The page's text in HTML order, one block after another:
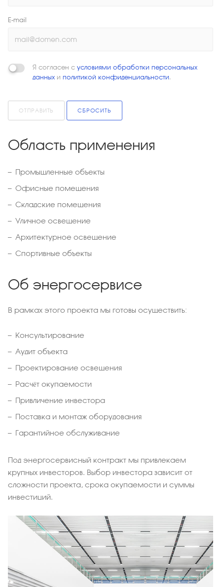
E-mail
Я согласен с условиями обработки персональных
данных и политикой конфиденциальности.
ОТПРАВИТЬ СБРОСИТЬ
Область применения
Промышленные объекты
Офисные помещения
Складские помещения
Уличное освещение
Архитектурное освещение
Спортивные объекты
Об энергосервисе
В рамках этого проекта мы готовы осуществить:
Консультирование
Аудит объекта
Проектирование освещения
Расчёт окупаемости
Привличение инвестора
Поставка и монтаж оборудования
Гарантийное обслуживание
Под энергосервисный контракт мы привлекаем
крупных инвесторов. Выбор инвестора зависит от
сложности проекта, срока окупаемости и суммы
инвестиций.